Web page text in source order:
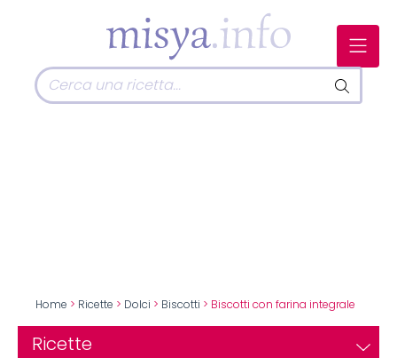
Home > Ricette > Dolci > Biscotti > Biscotti con farina integrale
Ricette